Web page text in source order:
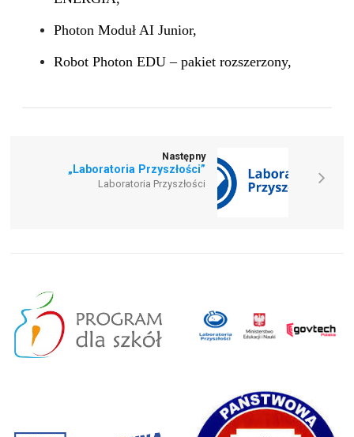
Photon Moduł AI Junior,
Robot Photon EDU – pakiet rozszerzony,
Następny
„Laboratoria Przyszłości”
Laboratoria Przyszłości